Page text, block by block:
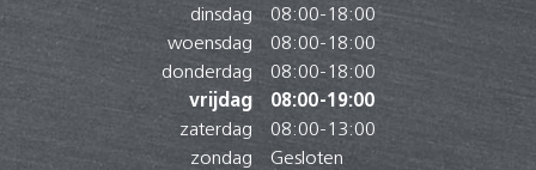
dinsdag
08:00-18:00
woensdag
08:00-18:00
donderdag
08:00-18:00
vrijdag
08:00-19:00
zaterdag
08:00-13:00
zondag
Gesloten